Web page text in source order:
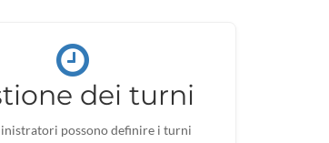
dei turni
possono definire i turni